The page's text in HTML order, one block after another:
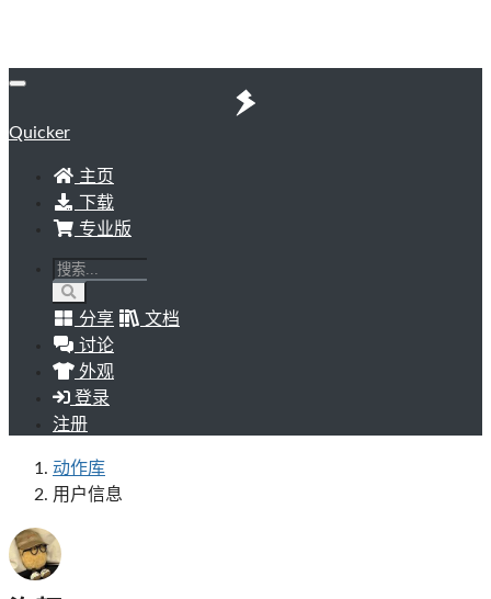
Quicker
主页
下载
专业版
分享
文档
讨论
外观
登录
注册
动作库
用户信息